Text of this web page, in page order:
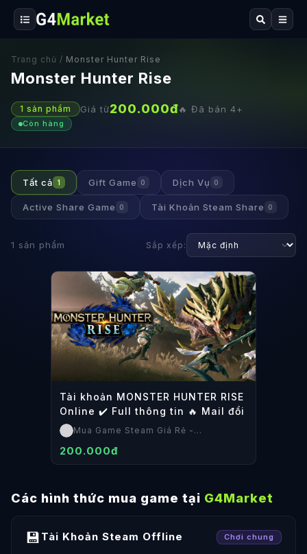
Trang chủ / Monster Hunter Rise
Monster Hunter Rise
1 sản phẩm Giá từ200.000đ🔥 Đã bán 4+
Còn hàng
Tất cả 1 Gift Game 0 Dịch Vụ 0
Active Share Game 0 Tài Khoản Steam Share 0
1 sản phẩm Sắp xếp:
Tài khoản MONSTER HUNTER RISE
Online ✔️ Full thông tin 🔥 Mail đổi
Mua Game Steam Giá Rẻ -
200.000đ
Các hình thức mua game tại G4Market
💾 Tài Khoản Steam Offline Chơi chung